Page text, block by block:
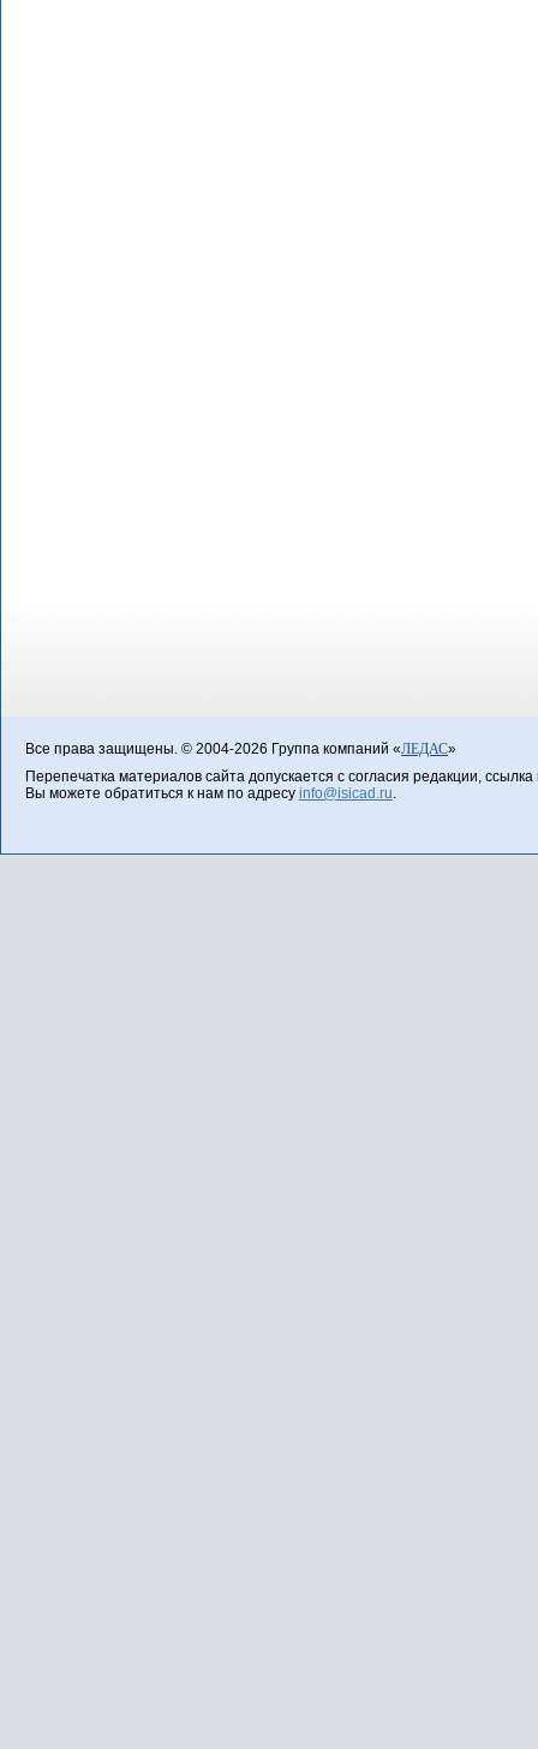
Все права защищены. © 2004-2026 Группа компаний «ЛЕДАС»
Перепечатка материалов сайта допускается с согласия редакции,
Вы можете обратиться к нам по адресу info@isicad.ru.